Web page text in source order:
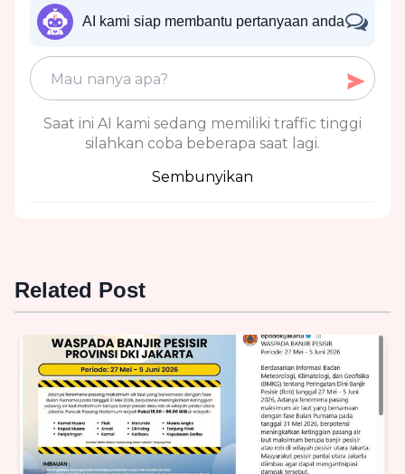
AI kami siap membantu pertanyaan anda
Saat ini AI kami sedang memiliki traffic tinggi
silahkan coba beberapa saat lagi.
Sembunyikan
Related Post